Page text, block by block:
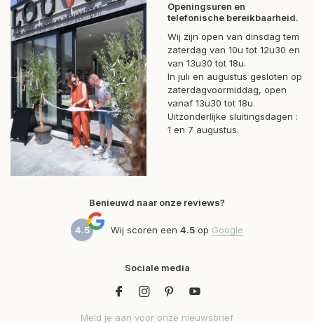
Openingsuren en
telefonische bereikbaarheid.
Wij zijn open van dinsdag tem
zaterdag van 10u tot 12u30 en
van 13u30 tot 18u.
In juli en augustus gesloten op
zaterdagvoormiddag, open
vanaf 13u30 tot 18u.
Uitzonderlijke sluitingsdagen :
1 en 7 augustus.
Benieuwd naar onze reviews?
4.5 Wij scoren een 4.5 op Google
Sociale media
Meld je aan voor onze nieuwsbrief